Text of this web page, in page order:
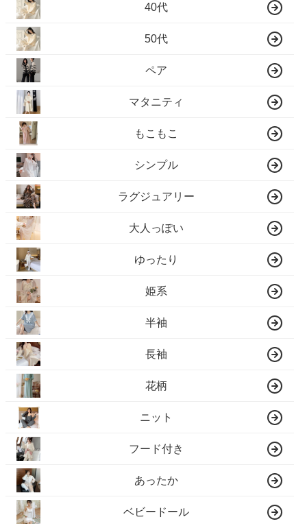
40代
50代
ペア
マタニティ
もこもこ
シンプル
ラグジュアリー
大人っぽい
ゆったり
姫系
半袖
長袖
花柄
ニット
フード付き
あったか
ベビードール